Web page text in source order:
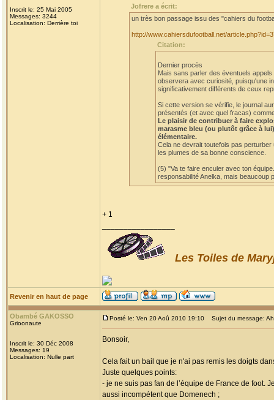
Inscrit le: 25 Mai 2005
Messages: 3244
Localisation: Derrière toi
Jofrere a écrit:
un très bon passage issu des "cahiers du
http://www.cahiersdufootball.net/
Citation:
Dernier procès
Mais sans parler des éventuels
observera avec curiosité, puisqu'une
significativement différents de ceux
Si cette version se vérifie, le journal
présentés (et avec quel fracas)
Le plaisir de contribuer à faire
marasme bleu (ou plutôt grâce à
élémentaire.
Cela ne devrait toutefois pas
les plumes de sa bonne conscience.
(5) "Va te faire enculer avec ton
responsabilité Anelka, mais beaucoup
+ 1
Les Toiles de
Revenir en haut de page
Obambé GAKOSSO
Grioonaute
Inscrit le: 30 Déc 2008
Messages: 19
Localisation: Nulle part
Posté le: Ven 20 Aoû 2010 19:10 Sujet du message:
Bonsoir,
Cela fait un bail que je n'ai pas remis les doigts
Juste quelques points:
- je ne suis pas fan de l’équipe de France de foot.
aussi incompétent que Domenech ;